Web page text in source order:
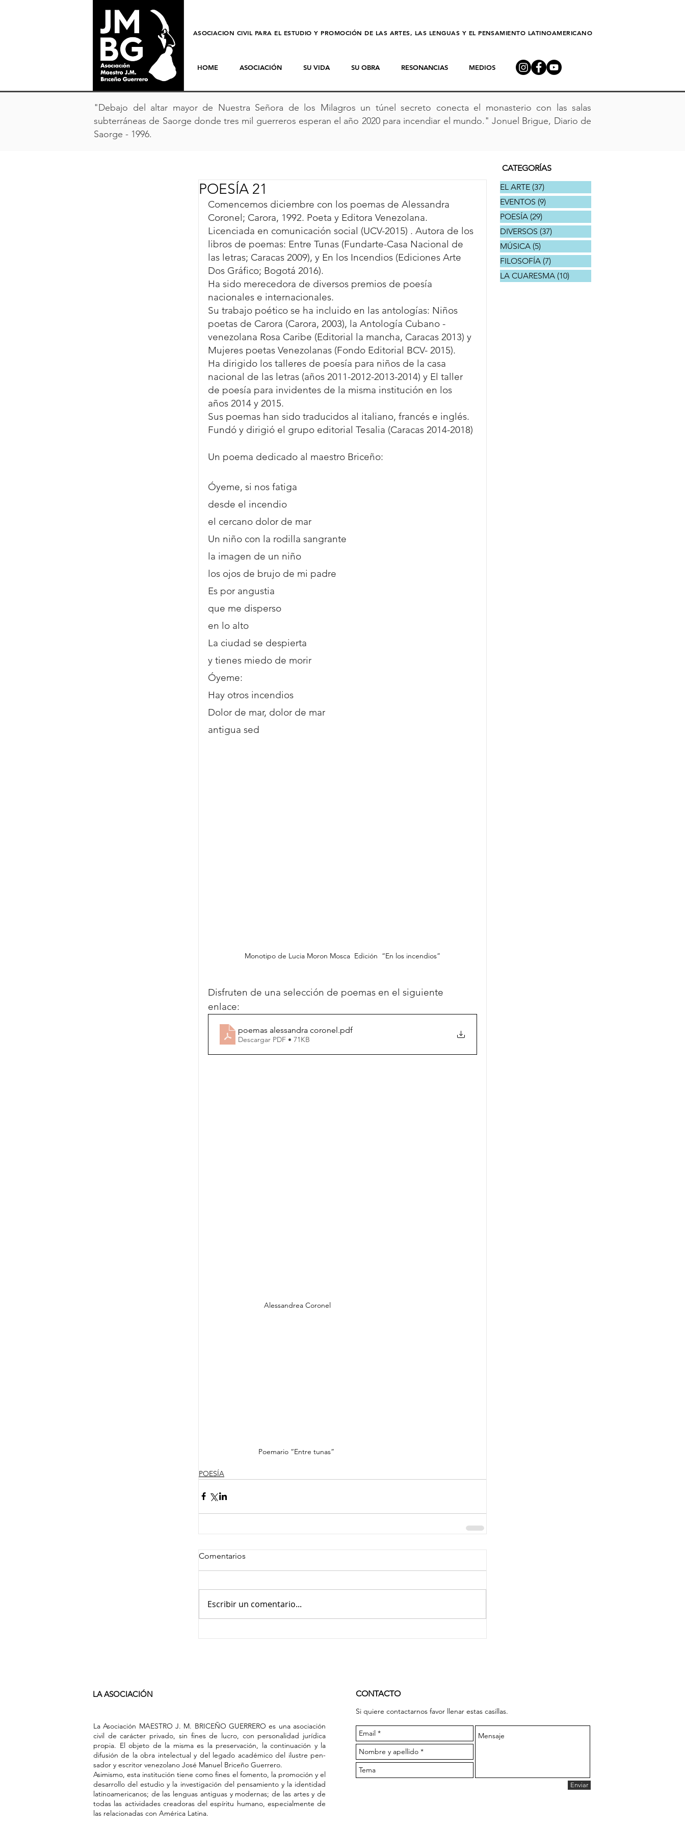
ASOCIACION CIVIL PARA EL ESTUDIO Y PROMOCIÓN DE LAS ARTES, LAS LENGUAS Y EL PENSAMIENTO LATINOAMERICANO
HOME ASOCIACIÓN SU VIDA SU OBRA RESONANCIAS MEDIOS
"Debajo del altar mayor de Nuestra Señora de los Milagros un túnel secreto conecta el monasterio con las salas
subterráneas de Saorge donde tres mil guerreros esperan el año 2020 para incendiar el mundo." Jonuel Brigue, Diario de
Saorge - 1996.
POESÍA 21
Comencemos diciembre con los poemas de Alessandra
Coronel; Carora, 1992. Poeta y Editora Venezolana.
Licenciada en comunicación social (UCV-2015) . Autora de los
libros de poemas: Entre Tunas (Fundarte-Casa Nacional de
las letras; Caracas 2009), y En los Incendios (Ediciones Arte
Dos Gráfico; Bogotá 2016).
Ha sido merecedora de diversos premios de poesía
nacionales e internacionales.
Su trabajo poético se ha incluido en las antologías: Niños
poetas de Carora (Carora, 2003), la Antología Cubano -
venezolana Rosa Caribe (Editorial la mancha, Caracas 2013) y
Mujeres poetas Venezolanas (Fondo Editorial BCV- 2015).
Ha dirigido los talleres de poesía para niños de la casa
nacional de las letras (años 2011-2012-2013-2014) y El taller
de poesía para invidentes de la misma institución en los
años 2014 y 2015.
Sus poemas han sido traducidos al italiano, francés e inglés.
Fundó y dirigió el grupo editorial Tesalia (Caracas 2014-2018)
Un poema dedicado al maestro Briceño:
Óyeme, si nos fatiga
desde el incendio
el cercano dolor de mar
Un niño con la rodilla sangrante
la imagen de un niño
los ojos de brujo de mi padre
Es por angustia
que me disperso
en lo alto
La ciudad se despierta
y tienes miedo de morir
Óyeme:
Hay otros incendios
Dolor de mar, dolor de mar
antigua sed
Monotipo de Lucia Moron Mosca  Edición  “En los incendios”
Disfruten de una selección de poemas en el siguiente
enlace:
poemas alessandra coronel.pdf
Descargar PDF • 71KB
Alessandrea Coronel
Poemario “Entre tunas”
POESÍA
Comentarios
Escribir un comentario...
CATEGORÍAS
EL ARTE (37)
EVENTOS (9)
POESÍA (29)
DIVERSOS (37)
MÚSICA (5)
FILOSOFÍA (7)
LA CUARESMA (10)
LA ASOCIACIÓN
La Asociación MAESTRO J. M. BRICEÑO GUERRERO es una asociación
civil de carác­ter privado, sin fines de lucro, con personalidad jurídica
propia. El objeto de la misma es la pre­servación, la continuación y la
difusión de la obra intelectual y del legado académico del ilustre pen­
sador y escritor venezolano José Manuel Briceño Guerrero.
Asimismo, esta institución tiene como fines el fomento, la promoción y el
desarrollo del estudio y la investigación del pensamiento y la identidad
latinoamericanos; de las lenguas anti­guas y modernas; de las artes y de
todas las acti­vidades creadoras del espíritu humano, especial­mente de
las relacionadas con América Latina.
CONTACTO
Si quiere contactarnos favor llenar estas casillas.
Enviar